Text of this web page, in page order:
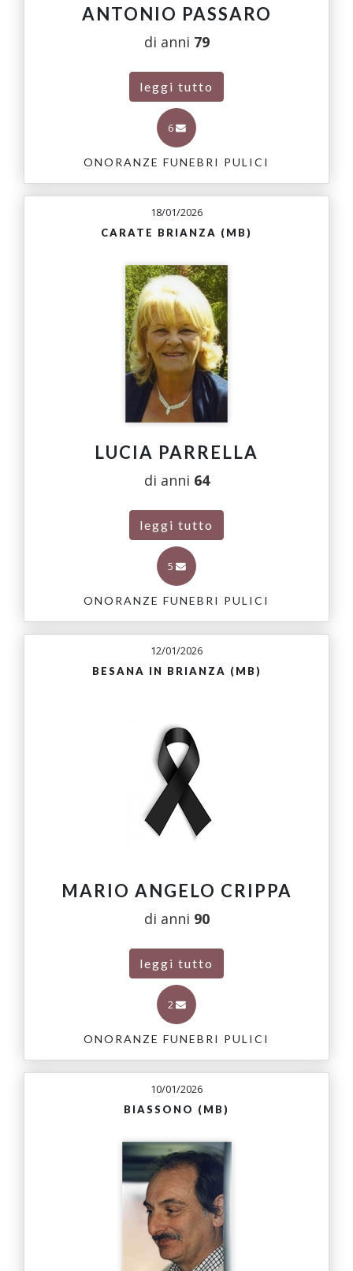
ANTONIO PASSARO
di anni 79
leggi tutto
6
ONORANZE FUNEBRI PULICI
18/01/2026
CARATE BRIANZA (MB)
LUCIA PARRELLA
di anni 64
leggi tutto
5
ONORANZE FUNEBRI PULICI
12/01/2026
BESANA IN BRIANZA (MB)
MARIO ANGELO CRIPPA
di anni 90
leggi tutto
2
ONORANZE FUNEBRI PULICI
10/01/2026
BIASSONO (MB)